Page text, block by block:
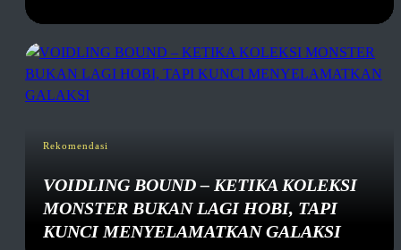
Rekomendasi
VOIDLING BOUND – KETIKA KOLEKSI
MONSTER BUKAN LAGI HOBI, TAPI
KUNCI MENYELAMATKAN GALAKSI